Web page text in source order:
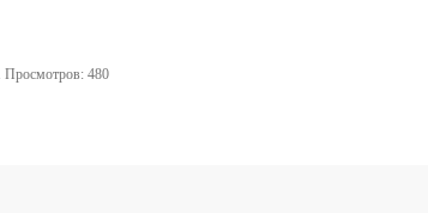
. Просмотров: 480